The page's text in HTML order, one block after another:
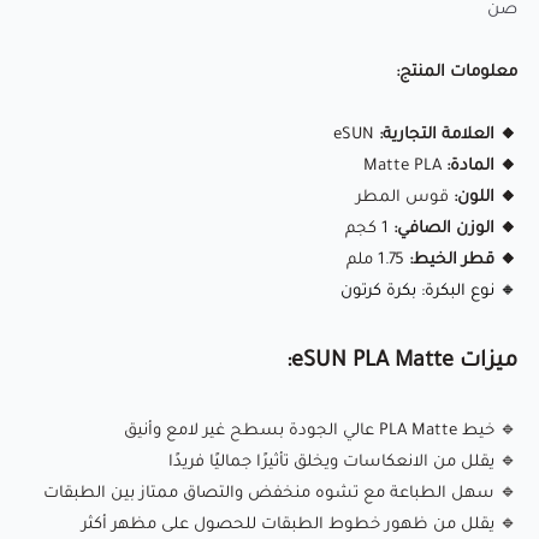
🌡️ درجة حرارة الفوهة:
💨 سرعة المروحة:
🏃‍♂️ سرعة الطباعة:
⭕ حجم الفوهة:
أفضل النتائج
هو خيط طباعة ثلاثي الأبعاد يوفر لمسة غير
أنيقًا واحترافيًا. هذا الخيط مصمم لتقليل ظهور خطوط الطبقات،
للطباعة الفنية، المشاريع الإبداعية، والنماذج الاحترافية.
✅ سطح غير لامع:مظهر أنيق واحترافي دون انعكاسات.
صن
معلومات المنتج:
🔸 العلامة التجارية: eSUN
🔸 المادة: Matte PLA
🔸 اللون: قوس المطر
🔸 الوزن الصافي:
🔸 قطر الخيط:
🔸 نوع البكرة: بكرة كرتون
ميزات eSUN PLA Matte:
🔹 خيط PLA Matte عالي الجودة بسطح غير لامع وأنيق
🔹 يقلل من الانعكاسات ويخلق تأثيرًا جماليًا فريدًا
🔹 سهل الطباعة مع تشوه منخفض والتصاق ممتاز بين الطبقات
🔹 يقلل من ظهور خطوط الطبقات للحصول على مظهر أكثر